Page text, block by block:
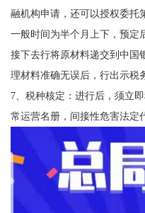
融机构申请，还可以授权委托
一般时间为半个月上下，预定
接下去行将原材料递交到中国
理材料准确无误后，行出示税
7、税种核定：进行后，须立
常运营名册，间接性危害法定